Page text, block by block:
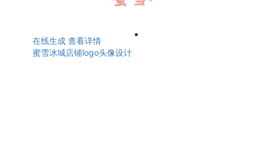
在线生成 查看详情
蜜雪冰城店铺logo头像设计